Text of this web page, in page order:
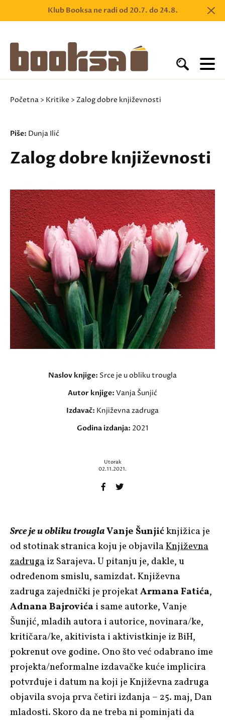
Klub Booksa ne radi od 20.7. do 24.8.
Početna > Kritike > Zalog dobre književnosti
Piše: Dunja Ilić
Zalog dobre književnosti
Naslov knjige: Srce je u obliku trougla
Autor knjige: Vanja Šunjić
Izdavač: Književna zadruga
Godina izdanja: 2021
Utorak
02.11.2021.
Srce je u obliku trouglaVanje Šunjićknjižica je
od stotinak stranica koju je objavilaKnjiževna
zadrugaiz Sarajeva. U pitanju je, dakle, u
određenom smislu, samizdat. Književna
zadruga zajednički je projekatArmana Fatića,
Adnana Bajrovićai same autorke, Vanje
Šunjić, mladih autora i autorice, novinara/ke,
kritičara/ke, akitivista i aktivistkinje iz BiH,
pokrenut ove godine. Ono što već odabrano ime
projekta/neformalne izdavačke kuće implicira
potvrđuje i datum na koji je Književna zadruga
objavila svoja prva četiri izdanja – 25. maj, Dan
mladosti. Skoro da ne treba ni pominjati da